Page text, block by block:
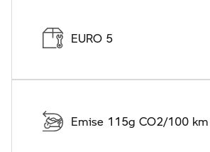
EURO 5
Emise 115g CO2/100 km